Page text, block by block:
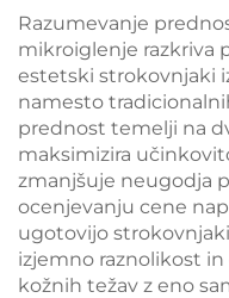
W, 4 v 1 z
glavami, valovne
dolžine 755 nm, 808
nm, 940 nm, 1064
Razumevanje
mikroiglenje razkriva
estetski strokovnjaki
namesto
prednost temelji na
maksimizira
zmanjšuje neugodja
ocenjevanju cene
ugotovijo
izjemno raznolikost
kožnih težav z eno